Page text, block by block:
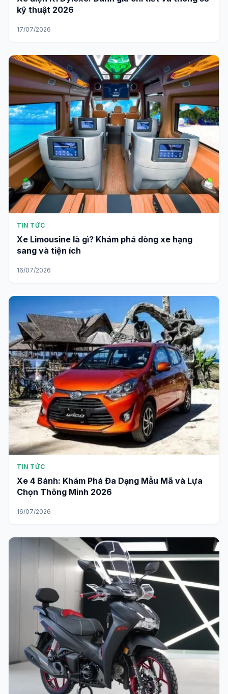
kỹ thuật 2026
17/07/2026
TIN TỨC
Xe Limousine là gì? Khám phá dòng xe hạng
sang và tiện ích
16/07/2026
TIN TỨC
Xe 4 Bánh: Khám Phá Đa Dạng Mẫu Mã và Lựa
Chọn Thông Minh 2026
16/07/2026